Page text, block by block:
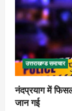
उत्तराखण्ड समाचार
नंदप्रयाग में
जान गई